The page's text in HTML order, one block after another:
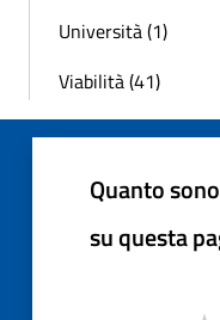
Università (1)
Viabilità (41)
Quanto
su questa